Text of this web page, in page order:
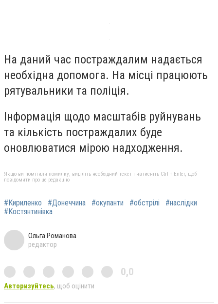
На даний час постраждалим надається
необхідна допомога. На місці працюють
рятувальники та поліція.
Інформація щодо масштабів руйнувань
та кількість постраждалих буде
оновлюватися мірою надходження.
Якщо ви помітили помилку, виділіть необхідний текст і натисніть Ctrl + Enter, щоб
повідомити про це редакцію
#Кириленко #Донеччина #окупанти #обстрілі
#наслідки
#Костянтинівка
Ольга Романова
редактор
0,0
Авторизуйтесь, щоб оцінити